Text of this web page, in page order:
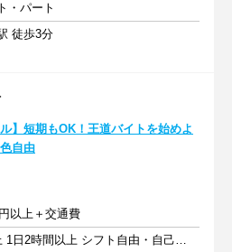
・パート
徒歩3分
ル】短期もOK！王道バイトを始めよ
自由
以上＋交通費
週1日以上 1日2時間以上 シフト自由・自己申告